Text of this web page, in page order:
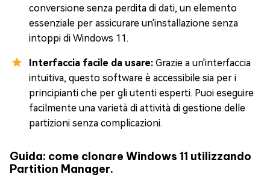
conversione senza perdita di dati, un elemento
essenziale per assicurare un'installazione senza
intoppi di Windows 11.
Interfaccia facile da usare: Grazie a un'interfaccia
intuitiva, questo software è accessibile sia per i
principianti che per gli utenti esperti. Puoi eseguire
facilmente una varietà di attività di gestione delle
partizioni senza complicazioni.
Guida: come clonare Windows 11 utilizzando
Partition Manager.